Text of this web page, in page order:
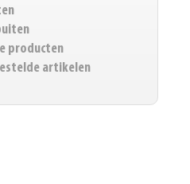
producten
artikelen